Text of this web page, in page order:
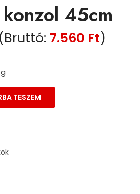
45cm
7.560 Ft)
TESZEM